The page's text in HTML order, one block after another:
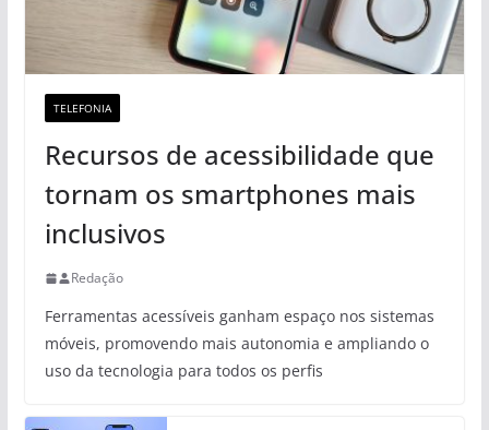
TELEFONIA
Recursos de acessibilidade que
tornam os smartphones mais
inclusivos
Redação
Ferramentas acessíveis ganham espaço nos sistemas
móveis, promovendo mais autonomia e ampliando o
uso da tecnologia para todos os perfis